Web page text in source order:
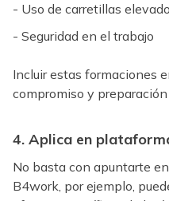
- Uso de carretillas
- Seguridad en el trabajo
Incluir estas formaciones
compromiso y
4. Aplica en
No basta con apuntarte
B4work, por ejemplo,